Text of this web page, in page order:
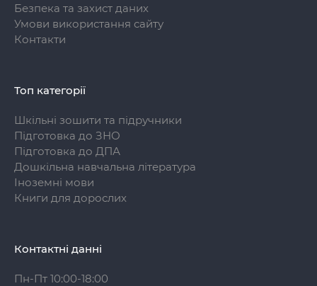
Безпека та захист даних
Умови використання сайту
Контакти
Топ категорії
Шкільні зошити та підручники
Підготовка до ЗНО
Підготовка до ДПА
Дошкільна навчальна література
Іноземні мови
Книги для дорослих
Контактні данні
Пн-Пт 10:00-18:00